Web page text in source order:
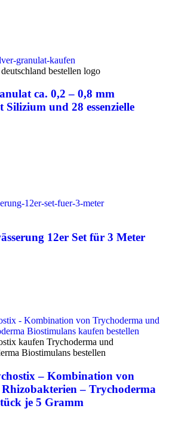
ca. 0,2 – 0,8 mm
und 28 essenzielle
12er Set für 3 Meter
– Kombination von
– Trychoderma
je 5 Gramm